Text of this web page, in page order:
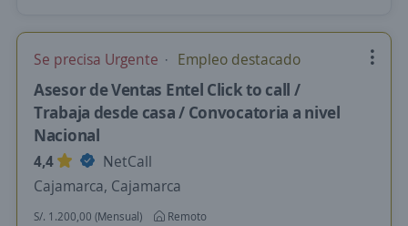
Se precisa Urgente Empleo destacado
Asesor de Ventas Entel Click to call /
Trabaja desde casa / Convocatoria a nivel
Nacional
4,4
NetCall
Cajamarca, Cajamarca
S/. 1.200,00 (Mensual)
Remoto